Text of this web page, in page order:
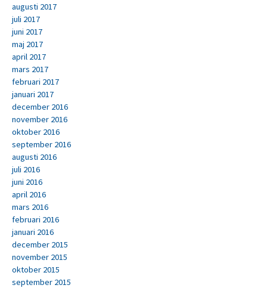
augusti 2017
juli 2017
juni 2017
maj 2017
april 2017
mars 2017
februari 2017
januari 2017
december 2016
november 2016
oktober 2016
september 2016
augusti 2016
juli 2016
juni 2016
april 2016
mars 2016
februari 2016
januari 2016
december 2015
november 2015
oktober 2015
september 2015